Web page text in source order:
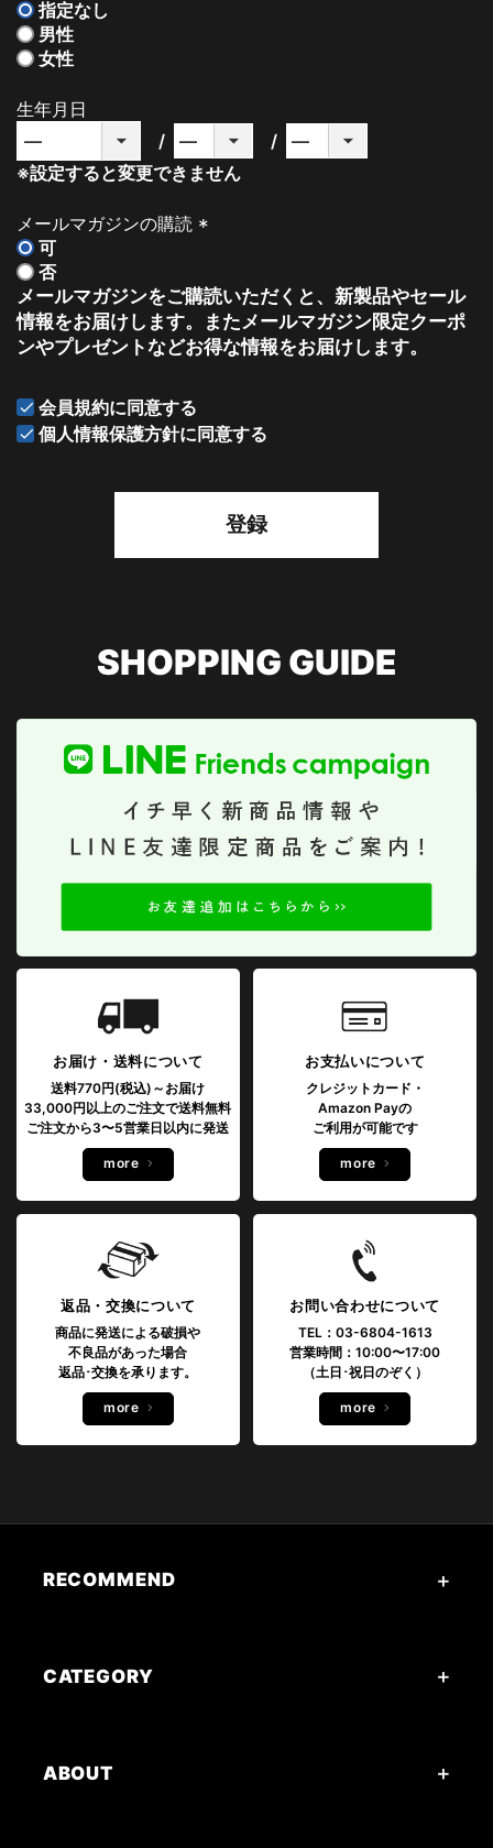
指定なし
男性
女性
生年月日
※設定すると変更できません
メールマガジンの購読
須
可
否
メールマガジンをご購読いただくと、新製品やセール
情報をお届けします。またメールマガジン限定クーポ
ンやプレゼントなどお得な情報をお届けします。
会員規約に同意する
個人情報保護方針に同意する
登録
SHOPPING GUIDE
お届け・送料について
送料770円(税込)～お届け
33,000円以上のご注文で送料無料
ご注文から3〜5営業日以内に発送
more
お支払いについて
クレジットカード・
Amazon Payの
ご利用が可能です
more
返品・交換について
商品に発送による破損や
不良品があった場合
返品･交換を承ります。
more
お問い合わせについて
TEL：03-6804-1613
営業時間：10:00〜17:00
（土日･祝日のぞく）
more
RECOMMEND
CATEGORY
ABOUT